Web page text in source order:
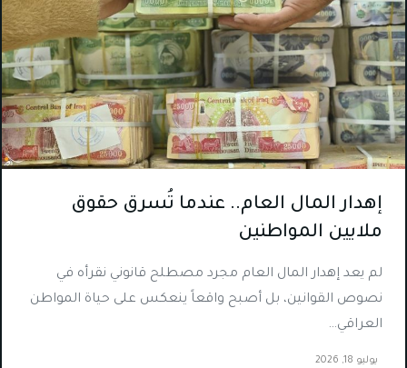
إهدار المال العام.. عندما تُسرق حقوق
ملايين المواطنين
لم يعد إهدار المال العام مجرد مصطلح قانوني نقرأه في
نصوص القوانين، بل أصبح واقعاً ينعكس على حياة المواطن
العراقي…
يوليو 18, 2026